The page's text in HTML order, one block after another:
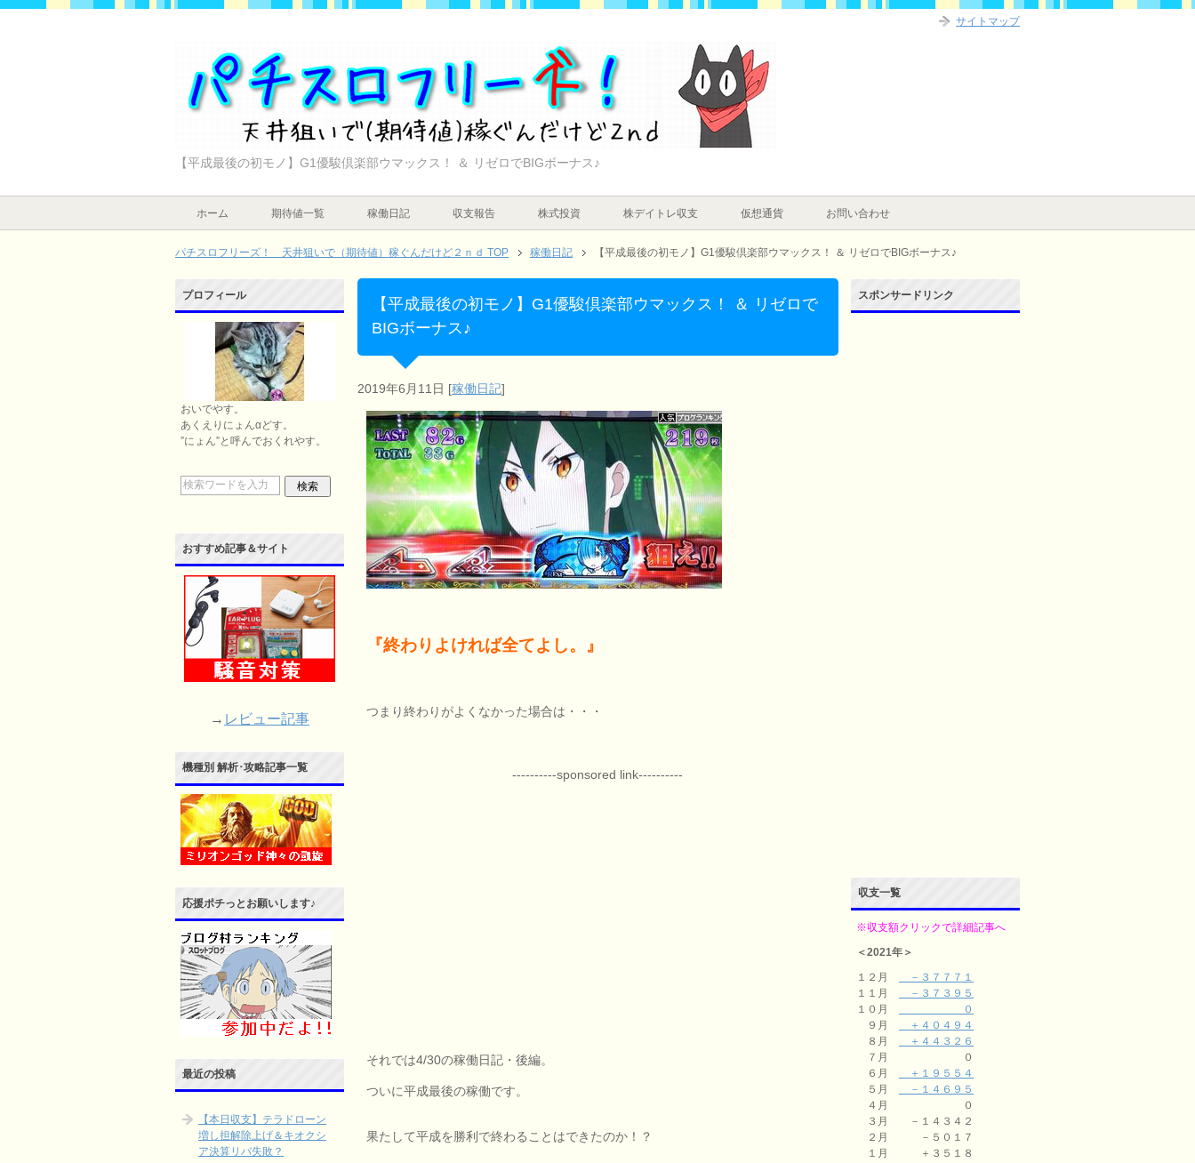
【平成最後の初モノ】G1優駿倶楽部ウマックス！ ＆ リゼロでBIGボーナス♪
ホーム 期待値一覧 稼働日記 収支報告 株式投資 株デイトレ収支 仮想通貨 お問い合わせ
パチスロフリーズ！ 天井狙いで（期待値）稼ぐんだけど２ｎｄ TOP 稼働日記 【平成最後の初モノ】G1優駿倶楽部ウマックス！ ＆ リゼロでBIGボーナス♪
【平成最後の初モノ】G1優駿倶楽部ウマックス！ ＆ リゼロで
BIGボーナス♪
2019年6月11日 [稼働日記]
『終わりよければ全てよし。』
つまり終わりがよくなかった場合は・・・
----------sponsored link----------
それでは4/30の稼働日記・後編。
ついに平成最後の稼働です。
果たして平成を勝利で終わることはできたのか！？
プロフィール
おいでやす。
あくえりにょんαどす。
”にょん”と呼んでおくれやす。
おすすめ記事＆サイト
→ レビュー記事
機種別 解析･攻略記事一覧
応援ポチっとお願いします♪
最近の投稿
【本日収支】テラドローン
増し担解除上げ＆キオクシ
ア決算リバ失敗？
スポンサードリンク
収支一覧
※収支額クリックで詳細記事へ
＜2021年＞
１２月
－３７７７１
１１月
－３７３９５
１０月
０
９月
＋４０４９４
８月
＋４４３２６
７月 ０
６月
＋１９５５４
５月
－１４６９５
４月 ０
３月 －１４３４２
２月 －５０１７
１月 ＋３５１８
サイトマップ